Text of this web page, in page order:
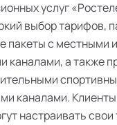
услуг
выбор тарифов,
пакеты с местными и
каналами, а также
каналами.
настраивать